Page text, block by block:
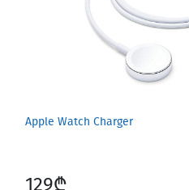
Apple Watch Charger
129₾